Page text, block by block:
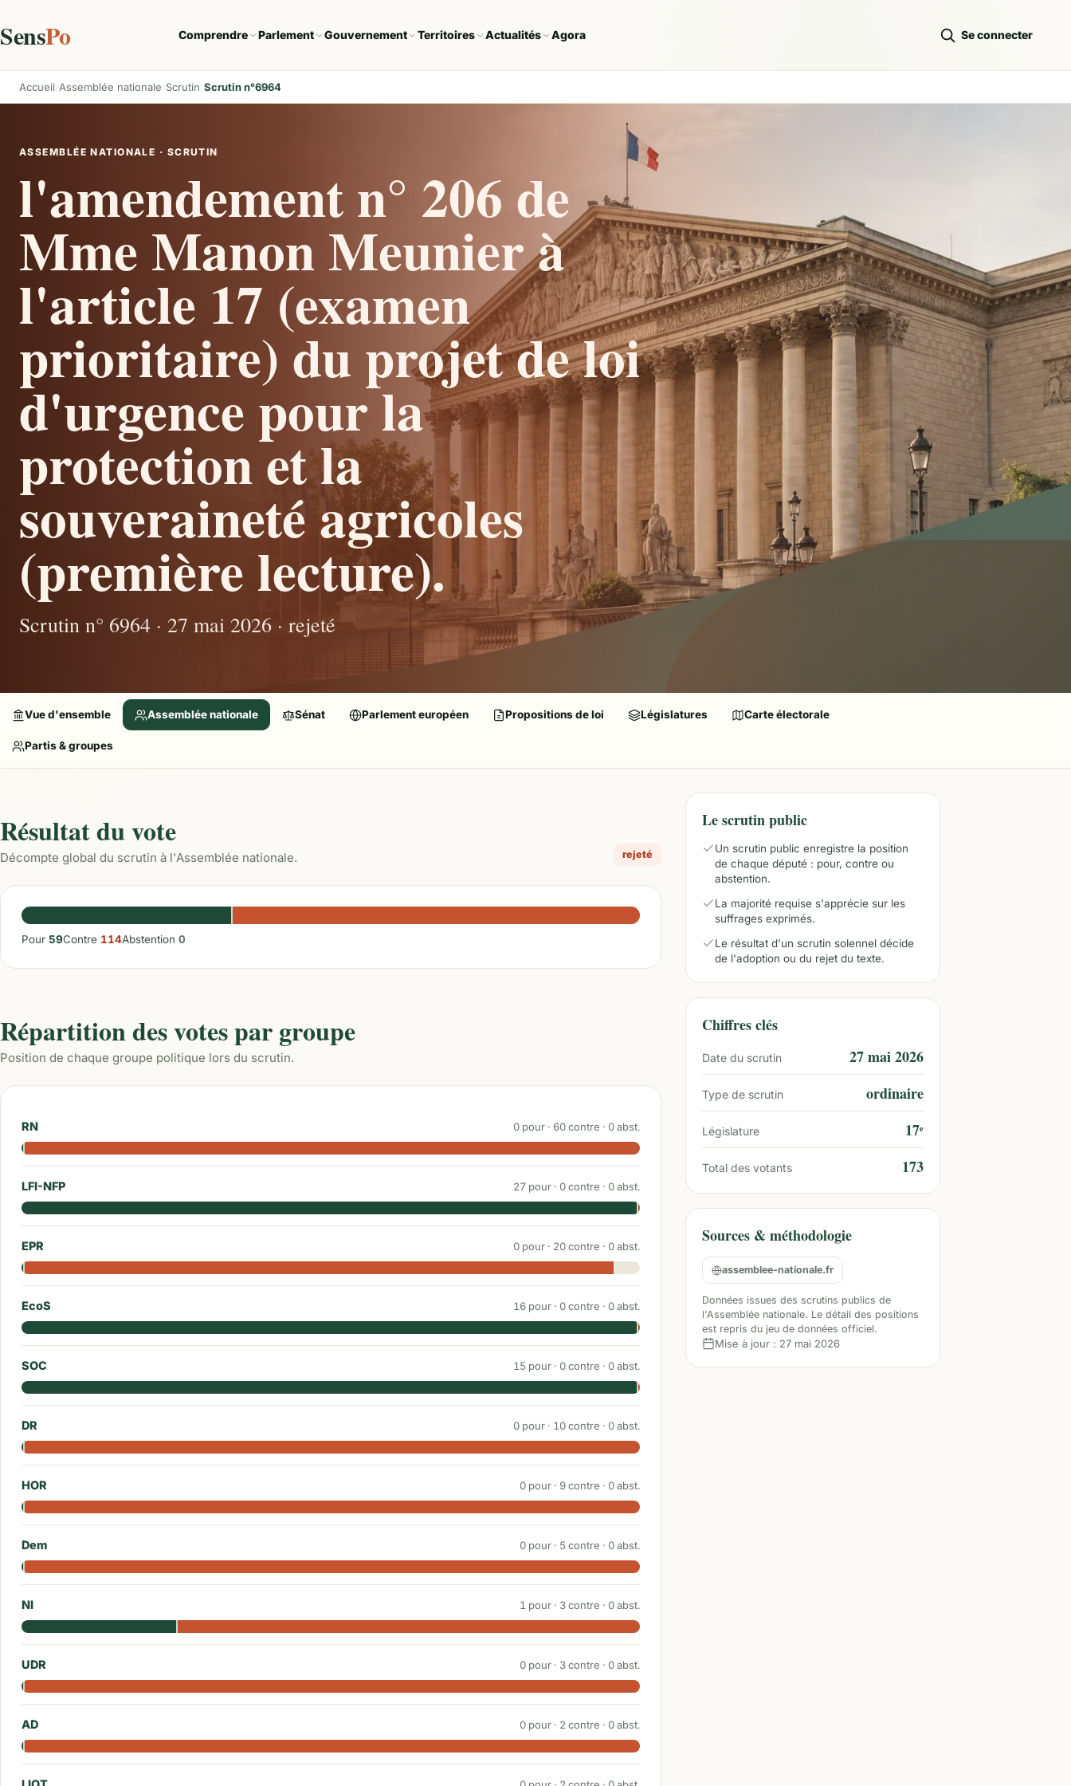
SensPo Comprendre Parlement Gouvernement Territoires Actualités Agora Se connecter
Accueil Assemblée nationale Scrutin Scrutin n°6964
ASSEMBLÉE NATIONALE · SCRUTIN
l'amendement n° 206 de
Mme Manon Meunier à
l'article 17 (examen
prioritaire) du projet de loi
d'urgence pour la
protection et la
souveraineté agricoles
(première lecture).
Scrutin n° 6964 · 27 mai 2026 · rejeté
Vue d'ensemble Assemblée nationale Sénat Parlement européen Propositions de loi Législatures Carte électorale
Partis & groupes
Résultat du vote
Décompte global du scrutin à l'Assemblée nationale. rejeté
Pour 59Contre 114Abstention 0
Répartition des votes par groupe
Position de chaque groupe politique lors du scrutin.
RN 0 pour · 60contre · 0abst.
LFI-NFP 27 pour · 0contre · 0abst.
EPR 0 pour · 20contre · 0abst.
EcoS 16 pour · 0contre · 0abst.
SOC 15 pour · 0contre · 0abst.
DR 0 pour · 10contre · 0abst.
HOR 0 pour · 9contre · 0abst.
Dem 0 pour · 5contre · 0abst.
NI 1 pour · 3contre · 0abst.
UDR 0 pour · 3contre · 0abst.
AD 0 pour · 2 contre · 0abst.
Le scrutin public
Un scrutin public enregistre la position
de chaque député : pour, contre ou
abstention.
La majorité requise s'apprécie sur les
suffrages exprimés.
Le résultat d'un scrutin solennel décide
de l'adoption ou du rejet du texte.
Chiffres clés
Date du scrutin 27 mai 2026
Type de scrutin ordinaire
Législature 17ᵉ
Total des votants 173
Sources & méthodologie
assemblee-nationale.fr
Données issues des scrutins publics de
l'Assemblée nationale. Le détail des positions
est repris du jeu de données officiel.
Mise à jour : 27 mai 2026